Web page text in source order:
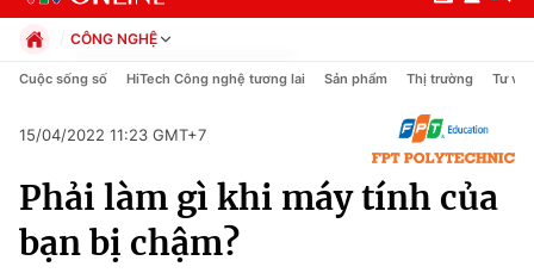
Chính trị
CÔNG NGHỆ
Chính trị
Pháp luật
Thể thao
Truyền hình
Văn hóa - Giải trí
Cuộc sống số HiTech Công nghệ tương lai Sản phẩm Thị trường Tư vấn
15/04/2022 11:23 GMT+7
Phải làm gì khi máy tính của
bạn bị chậm?